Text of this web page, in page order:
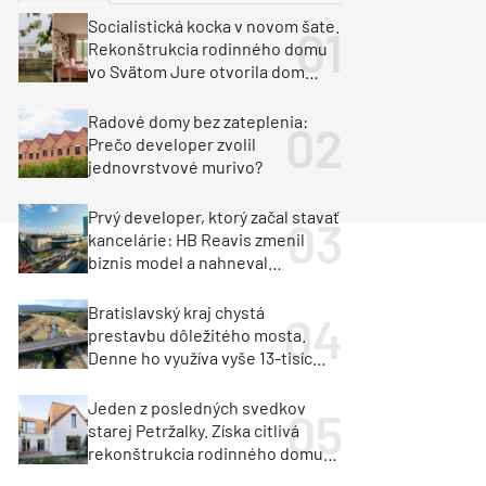
Klimatizácia a vetranie
Milan Murcka
Socialistická kocka v novom šate.
Rekonštrukcia rodinného domu
vo Svätom Jure otvorila dom
Radové domy bez zateplenia:
Prečo developer zvolil
jednovrstvové murivo?
Prvý developer, ktorý začal stavať
kancelárie: HB Reavis zmenil
biznis model a nahneval
Bratislavský kraj chystá
prestavbu dôležitého mosta.
Denne ho využíva vyše 13-tisíc
Jeden z posledných svedkov
starej Petržalky. Získa citlivá
rekonštrukcia rodinného domu